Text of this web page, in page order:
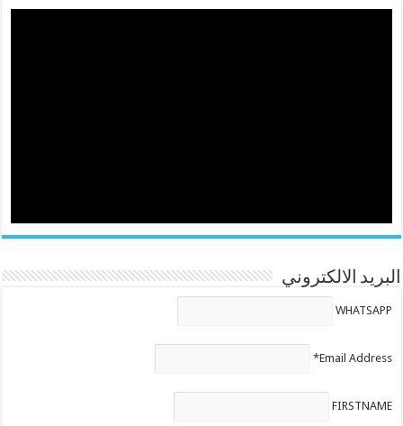
البريد الالكتروني
WHATSAPP
Email Address*
FIRSTNAME